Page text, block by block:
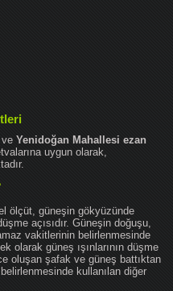
veYenidoğan Mahallesi ezan
uygun olarak,
ölçüt, güneşin gökyüzünde
açısıdır. Güneşin doğuşu,
vakitlerinin belirlenmesinde
olarak güneş ışınlarının düşme
oluşan şafak ve güneş battıktan
kullanılan diğer